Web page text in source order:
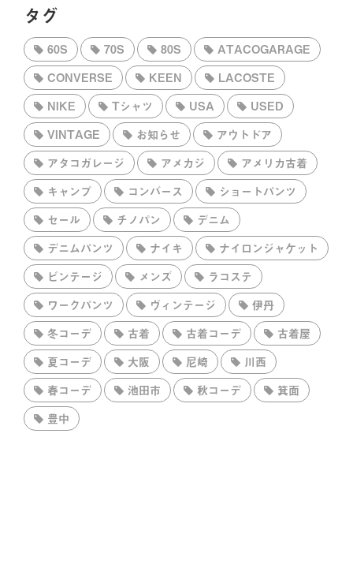
タグ
60S 70S 80S
ATACOGARAGE
CONVERSE
KEEN
LACOSTE
NIKE
Tシャツ USA
USED
VINTAGE
お知らせ
アウトドア
アタコガレージ
アメカジ
アメリカ古着
キャンプ
コンバース
ショートパンツ
セール
チノパン
デニム
デニムパンツ
ナイキ
ナイロンジャケット
ビンテージ
メンズ
ラコステ
ワークパンツ
ヴィンテージ
伊丹
冬コーデ
古着 古着コーデ
古着屋
夏コーデ
大阪 尼崎
川西
春コーデ
池田市 秋コーデ
箕面
豊中